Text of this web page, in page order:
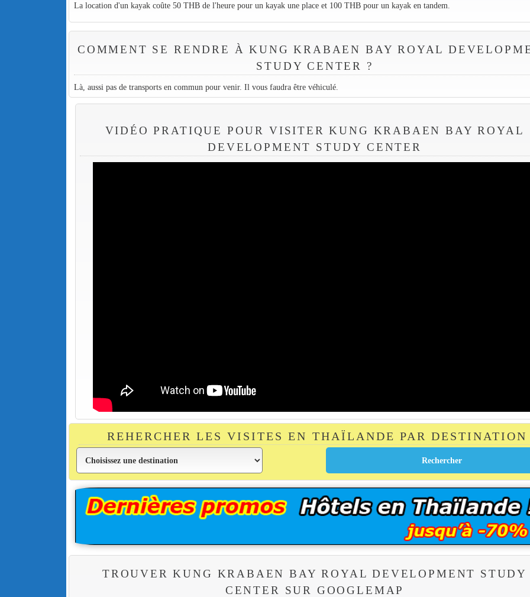
La location d'un kayak coûte 50 THB de l'heure pour un kayak une place et 100 THB pour un kayak en tandem.
COMMENT SE RENDRE À KUNG KRABAEN BAY ROYAL
STUDY CENTER ?
Là, aussi pas de transports en commun pour venir. Il vous faudra être véhiculé.
VIDÉO PRATIQUE POUR VISITER KUNG KRABAEN BAY ROYAL
DEVELOPMENT STUDY CENTER
REHERCHER LES VISITES EN THAÏLANDE PAR DESTINATION
TROUVER KUNG KRABAEN BAY ROYAL DEVELOPMENT STUDY
CENTER SUR GOOGLEMAP